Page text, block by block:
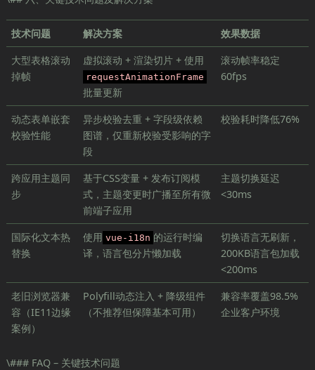
技术问题 解决方案
效果数据
大型表格滚动
掉帧
虚拟滚动 + 渲染切片 + 使用
requestAnimationFrame
批量更新
滚动帧率稳定
60fps
动态表单嵌套
校验性能
异步校验去重 + 字段级依赖
图谱，仅重新校验受影响的字
段
校验耗时降低76%
跨应用主题同
步
基于CSS变量 + 发布订阅模
式，主题变更时广播至所有微
前端子应用
主题切换延迟
<30ms
国际化文本热
替换
使用 vue-i18n 的运行时编
译，语言包分片懒加载
切换语言无刷新，
200KB语言包加载
<200ms
老旧浏览器兼
容（IE11边缘
案例）
Polyfill动态注入 + 降级组件
（不推荐但保障基本可用）
兼容率覆盖98.5%
企业客户环境
\### FAQ – 关键技术问题